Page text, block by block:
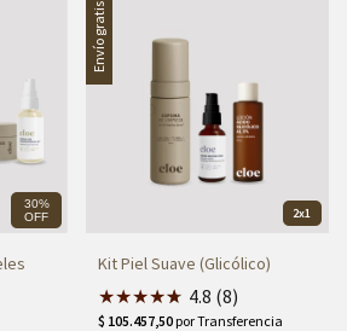
30%
OFF
Envío gratis
2x1
Kit Piel Suave (Glicólico)
★★★★★
★ 4.8 (8)